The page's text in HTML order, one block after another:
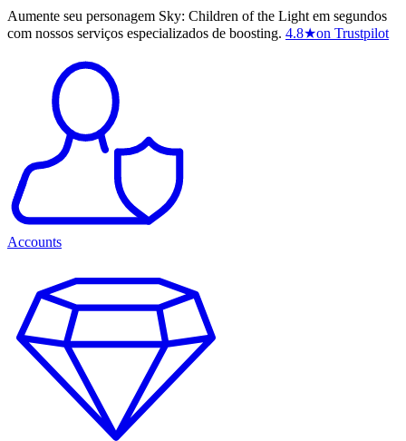
Aumente seu personagem Sky: Children of the Light em segundos
com nossos serviços especializados de boosting. 4.8★on Trustpilot
Accounts